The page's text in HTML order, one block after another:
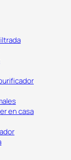
en casa
Marella Azul 2,4L